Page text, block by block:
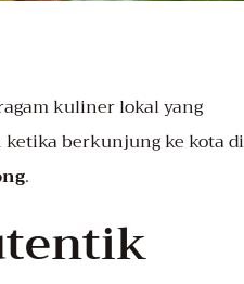
kuliner lokal yang
berkunjung ke kota di
.